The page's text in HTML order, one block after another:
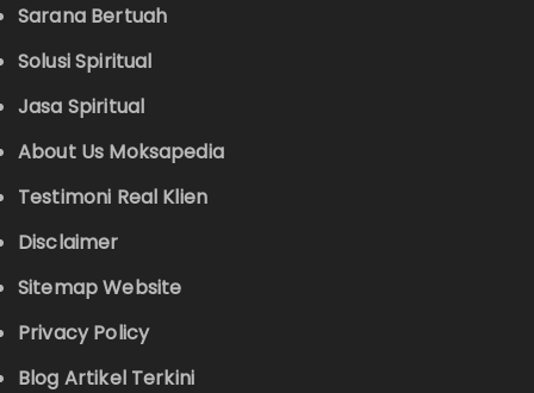
Sarana Bertuah
Solusi Spiritual
Jasa Spiritual
About Us Moksapedia
Testimoni Real Klien
Disclaimer
Sitemap Website
Privacy Policy
Blog Artikel Terkini